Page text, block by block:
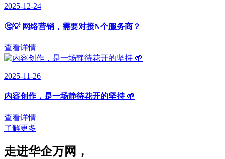
2025-12-24
🤔💡 网络营销，需要对接N个服务商？
查看详情
2025-11-26
内容创作，是一场静待花开的坚持 🌱
查看详情
了解更多
走进华企万网 ，